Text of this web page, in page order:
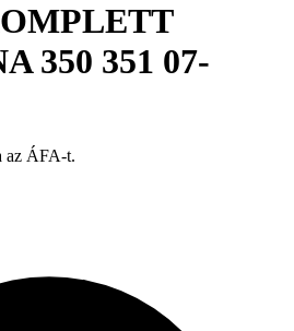
350 351 07-
az ÁFA-t.